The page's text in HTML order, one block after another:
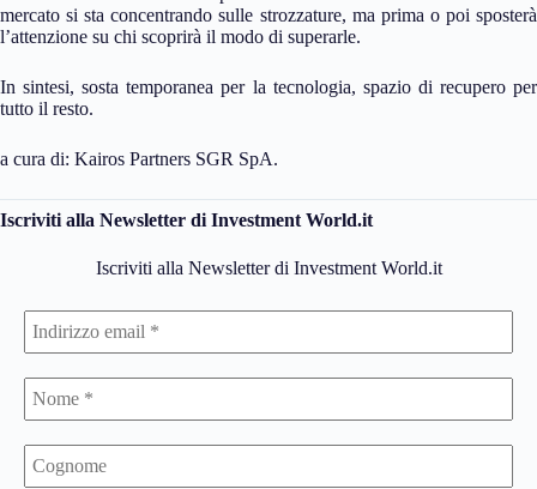
mercato si sta concentrando sulle strozzature, ma prima o poi sposterà
l’attenzione su chi scoprirà il modo di superarle.
In sintesi, sosta temporanea per la tecnologia, spazio di recupero per
tutto il resto.
a cura di: Kairos Partners SGR SpA.
Iscriviti alla Newsletter di Investment World.it
Iscriviti alla Newsletter di Investment World.it